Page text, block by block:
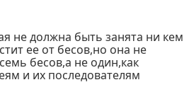
не должна быть занята ни кем
ее от бесов,но она не
бесов,а не один,как
и их последователям